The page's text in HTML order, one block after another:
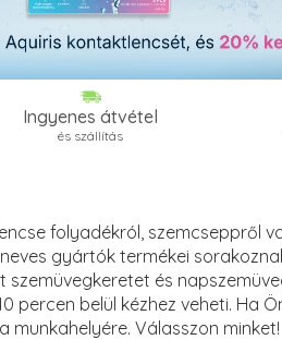
Ingyenes átvétel
és szállítás
folyadékról, szemcseppről
gyártók termékei
és
percen belül kézhez veheti. Ha
Válasszon minket!